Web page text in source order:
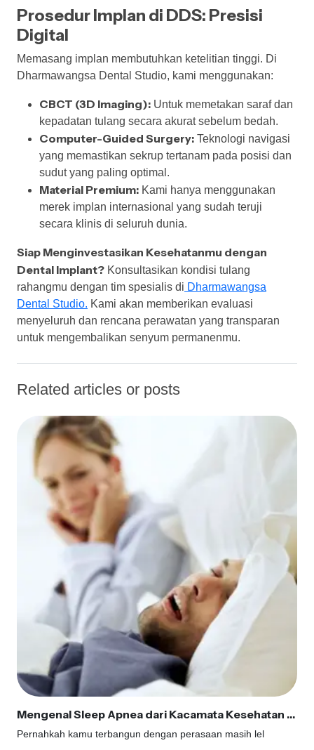
Prosedur Implan di DDS: Presisi
Digital
Memasang implan membutuhkan ketelitian tinggi. Di
Dharmawangsa Dental Studio, kami menggunakan:
CBCT (3D Imaging): Untuk memetakan saraf dan
kepadatan tulang secara akurat sebelum bedah.
Computer-Guided Surgery: Teknologi navigasi
yang memastikan sekrup tertanam pada posisi dan
sudut yang paling optimal.
Material Premium: Kami hanya menggunakan
merek implan internasional yang sudah teruji
secara klinis di seluruh dunia.
Siap Menginvestasikan Kesehatanmu dengan
Dental Implant? Konsultasikan kondisi tulang
rahangmu dengan tim spesialis di Dharmawangsa
Dental Studio. Kami akan memberikan evaluasi
menyeluruh dan rencana perawatan yang transparan
untuk mengembalikan senyum permanenmu.
Related articles or posts
Mengenal Sleep Apnea dari Kacamata Kesehatan Gigi
Pernahkah kamu terbangun dengan perasaan masih lel